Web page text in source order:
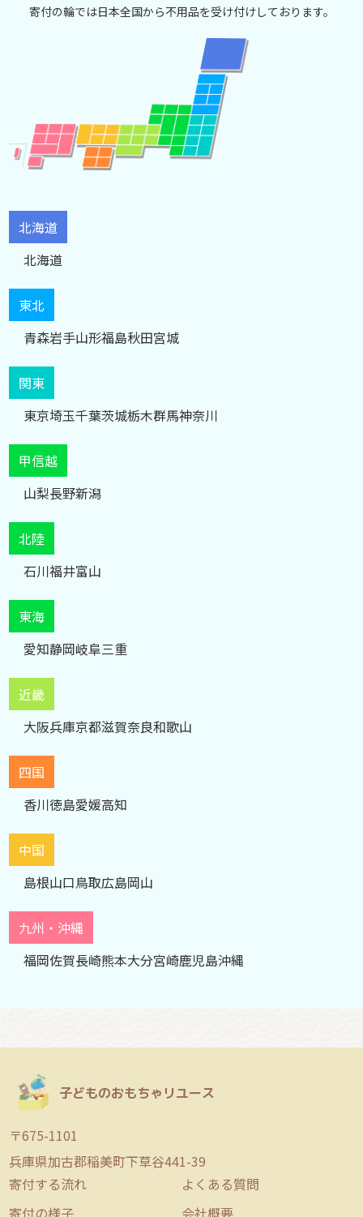
寄付の輪では日本全国から不用品を受け付けしております。
北海道
北海道
東北
青森岩手山形福島秋田宮城
関東
東京埼玉千葉茨城栃木群馬神奈川
甲信越
山梨長野新潟
北陸
石川福井富山
東海
愛知静岡岐阜三重
近畿
大阪兵庫京都滋賀奈良和歌山
四国
香川徳島愛媛高知
中国
島根山口鳥取広島岡山
九州・沖縄
福岡佐賀長崎熊本大分宮崎鹿児島沖縄
子どものおもちゃリユース
〒675-1101
兵庫県加古郡稲美町下草谷441-39
寄付する流れ
寄付の様子
よくある質問
会社概要